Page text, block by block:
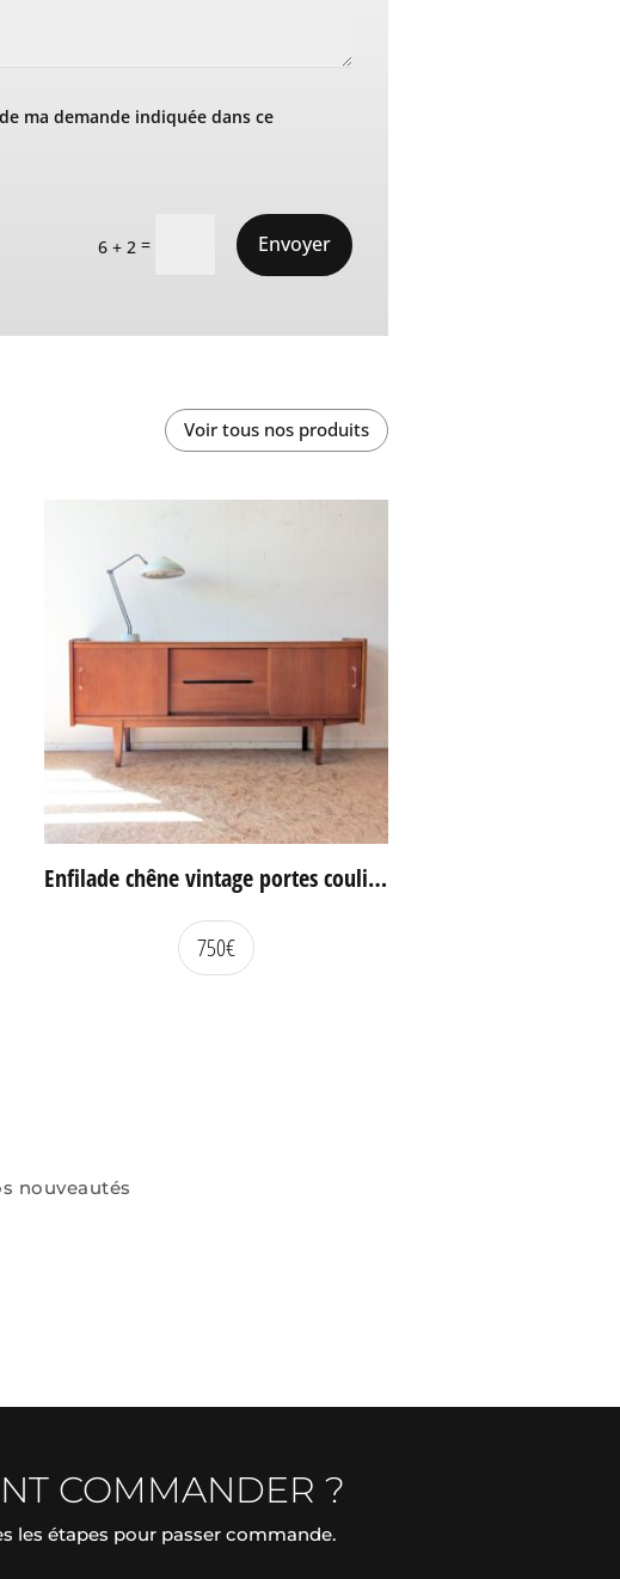
ma demande indiquée dans ce
6 + 2 = Envoyer
Voir tous nos produits
Enfilade chêne vintage portes coulissantes
750€
nouveautés
COMMANDER ?
les étapes pour passer commande.